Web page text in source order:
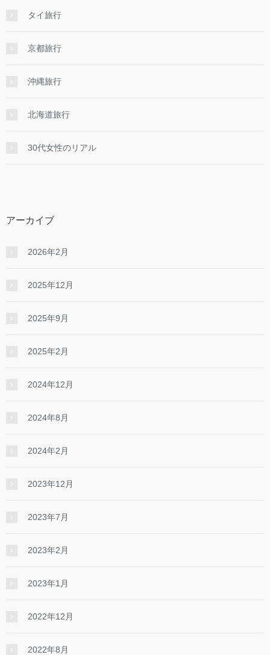
タイ旅行
京都旅行
沖縄旅行
北海道旅行
30代女性のリアル
アーカイブ
2026年2月
2025年12月
2025年9月
2025年2月
2024年12月
2024年8月
2024年2月
2023年12月
2023年7月
2023年2月
2023年1月
2022年12月
2022年8月